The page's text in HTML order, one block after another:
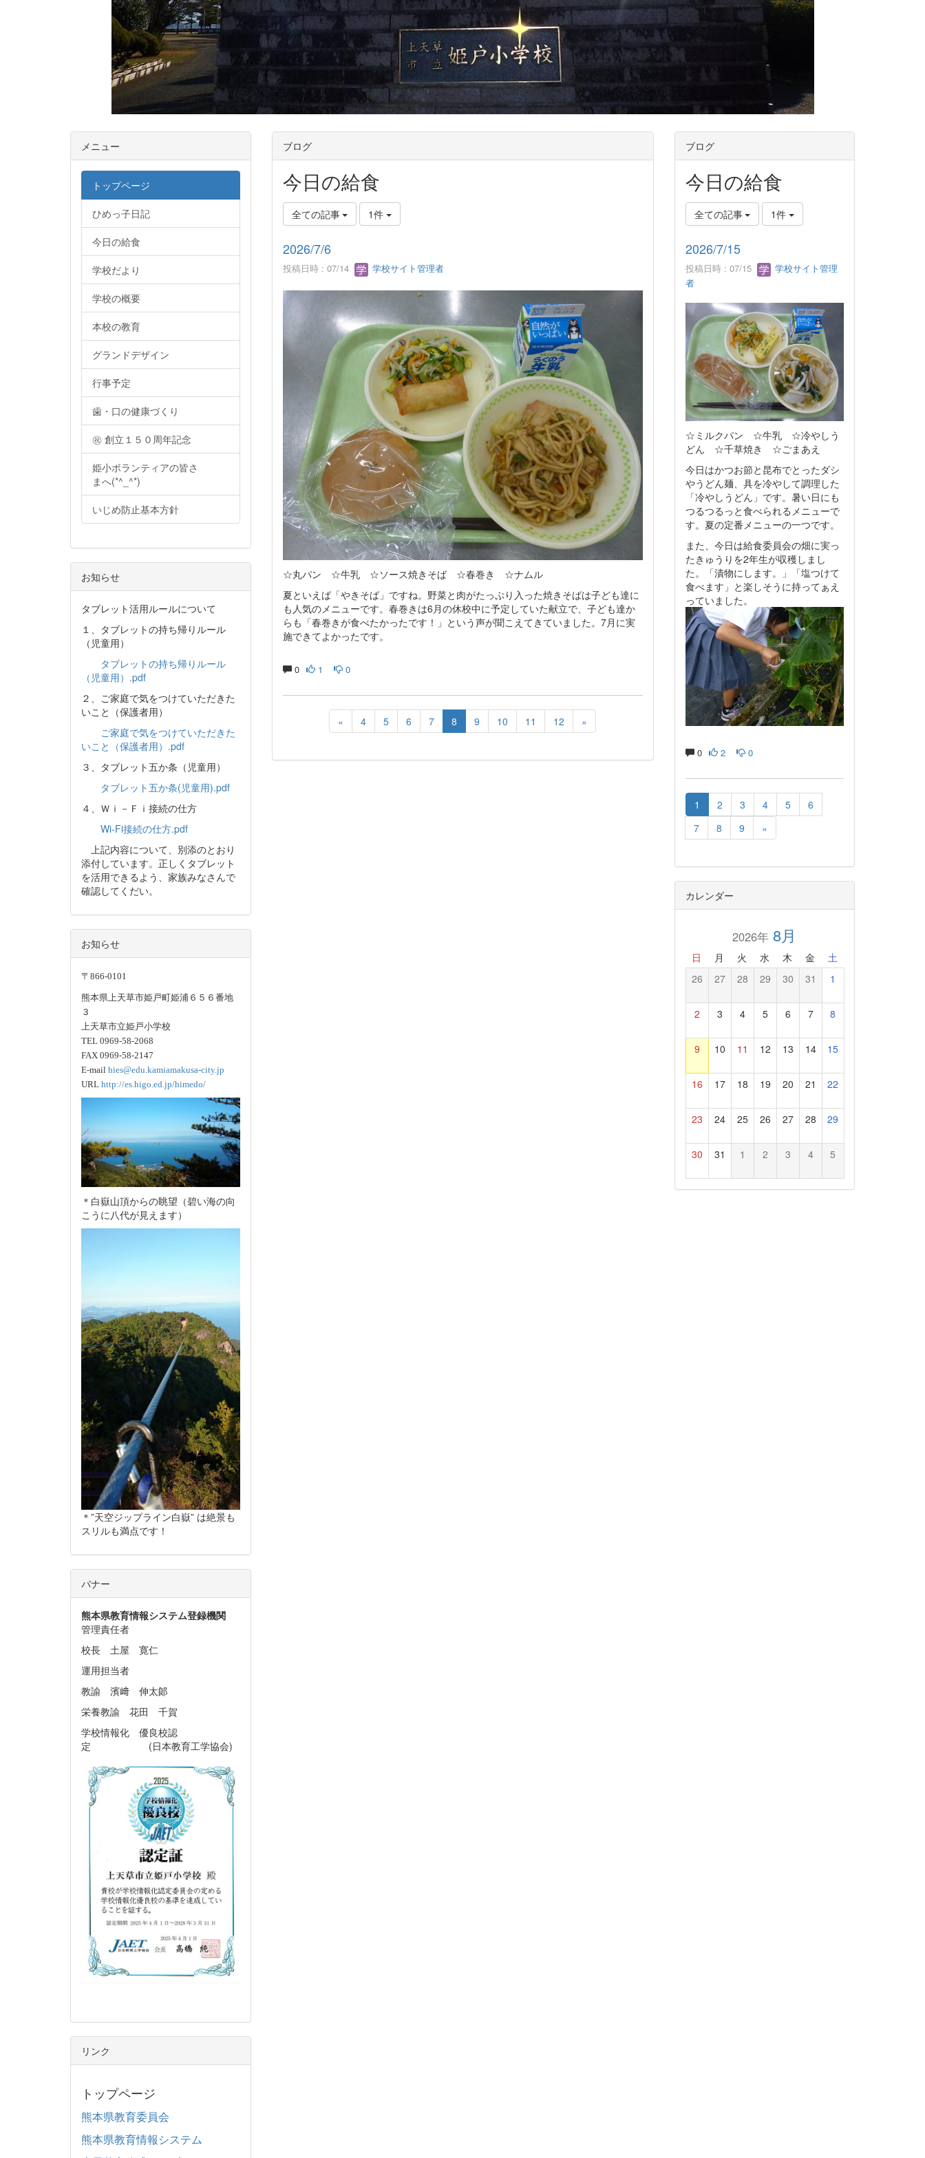
ブログ
今日の給食
全ての記事 1件
2026/7/6
投稿日時 : 07/14 学校サイト管理者
☆丸パン ☆牛乳 ☆ソース焼きそば ☆春巻き ☆ナムル
夏といえば「やきそば」ですね。野菜と肉がたっぷり入った焼きそばは子ども達に
も人気のメニューです。春巻きは6月の休校中に予定していた献立で、子ども達か
らも「春巻きが食べたかったです！」という声が聞こえてきていました。7月に実
施できてよかったです。
0 1 0
« 4 5 6 7 8 9 10 11 12 »
メニュー
トップページ
ひめっ子日記
今日の給食
学校だより
学校の概要
本校の教育
グランドデザイン
行事予定
歯・口の健康づくり
㊗ 創立１５０周年記念
姫小ボランティアの皆さ
まへ(*^_^*)
いじめ防止基本方針
お知らせ
タブレット活用ルールについて
１、タブレットの持ち帰りルール
（児童用）
タブレットの持ち帰りルール
（児童用）.pdf
２、ご家庭で気をつけていただきた
いこと（保護者用）
ご家庭で気をつけていただきた
いこと（保護者用）.pdf
３、タブレット五か条（児童用）
タブレット五か条(児童用).pdf
４、Ｗｉ－Ｆｉ接続の仕方
Wi-Fi接続の仕方.pdf
上記内容について、別添のとおり
添付しています。正しくタブレット
を活用できるよう、家族みなさんで
確認してくだい。
お知らせ
〒866-0101
熊本県上天草市姫戸町姫浦６５６番地
３
上天草市立姫戸小学校
TEL 0969-58-2068
FAX 0969-58-2147
E-mail hies@edu.kamiamakusa-city.jp
URL http://es.higo.ed.jp/himedo/
＊白嶽山頂からの眺望（碧い海の向
こうに八代が見えます）
＊”天空ジップライン白嶽” は絶景も
スリルも満点です！
バナー
熊本県教育情報システム登録機関
管理責任者
校長 土屋 寛仁
運用担当者
教諭 濱﨑 伸太郞
栄養教諭 花田 千賀
学校情報化 優良校認
定 (日本教育工学協会)
リンク
トップページ
熊本県教育委員会
熊本県教育情報システム
ブログ
今日の給食
全ての記事 1件
2026/7/15
投稿日時 : 07/15
学校サイト管理
者
☆ミルクパン ☆牛乳 ☆冷やしう
どん ☆千草焼き ☆ごまあえ
今日はかつお節と昆布でとったダシ
やうどん麺、具を冷やして調理した
「冷やしうどん」です。暑い日にも
つるつるっと食べられるメニューで
す。夏の定番メニューの一つです。
また、今日は給食委員会の畑に実っ
たきゅうりを2年生が収穫しまし
た。「漬物にします。」「塩つけて
食べます」と楽しそうに持ってぁえ
っていました。
0 2 0
1 2 3 4 5
6
7
8 9 »
カレンダー
2026年 8月
日 月 火 水 木 金 土
26 27 28 29 30 31 1
2 3 4 5 6 7 8
9 10 11 12 13 14 15
16 17 18 19 20 21 22
23 24 25 26 27 28 29
30 31 1 2 3 4 5